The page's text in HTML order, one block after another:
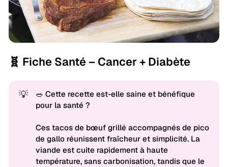
🧬 Fiche Santé – Cancer + Diabète
💡
🥗 Cette recette est-elle saine et bénéfique
pour la santé ?
Ces tacos de bœuf grillé accompagnés de pico
de gallo réunissent fraîcheur et simplicité. La
viande est cuite rapidement à haute
température, sans carbonisation, tandis que le